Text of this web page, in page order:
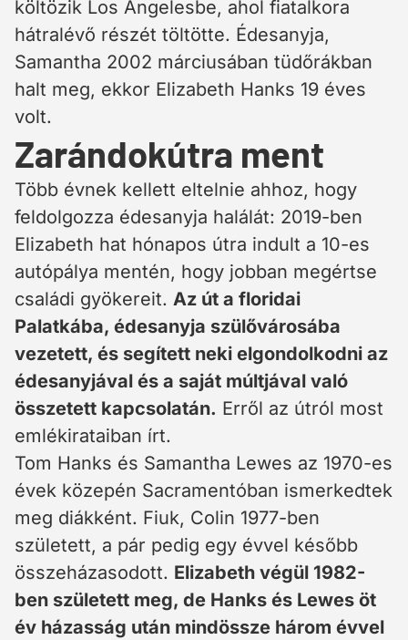
költözik Los Angelesbe, ahol fiatalkora
hátralévő részét töltötte. Édesanyja,
Samantha 2002 márciusában tüdőrákban
halt meg, ekkor Elizabeth Hanks 19 éves
volt.
Zarándokútra ment
Több évnek kellett eltelnie ahhoz, hogy
feldolgozza édesanyja halálát: 2019-ben
Elizabeth hat hónapos útra indult a 10-es
autópálya mentén, hogy jobban megértse
családi gyökereit. Az út a floridai
Palatkába, édesanyja szülővárosába
vezetett, és segített neki elgondolkodni az
édesanyjával és a saját múltjával való
összetett kapcsolatán. Erről az útról most
emlékirataiban írt.
Tom Hanks és Samantha Lewes az 1970-es
évek közepén Sacramentóban ismerkedtek
meg diákként. Fiuk, Colin 1977-ben
született, a pár pedig egy évvel később
összeházasodott. Elizabeth végül 1982-
ben született meg, de Hanks és Lewes öt
év házasság után mindössze három évvel